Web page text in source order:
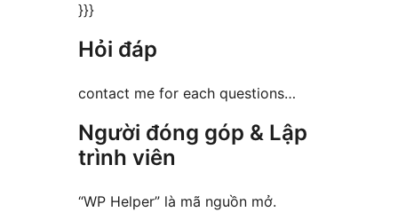
}}}
Hỏi đáp
contact me for each questions…
Người đóng góp & Lập
trình viên
“WP Helper” là mã nguồn mở.